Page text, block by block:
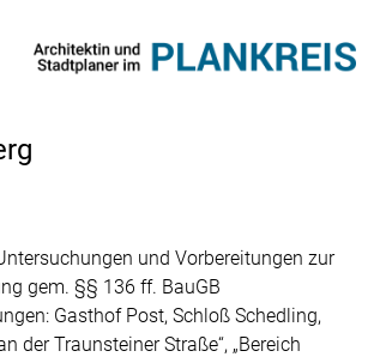
und Vorbereitungen zur
gem. §§ 136 ff. BauGB
Gasthof Post, Schloß Schedling,
der Traunsteiner Straße“, „Bereich